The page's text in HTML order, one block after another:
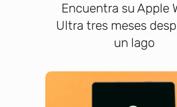
Encuentra su Apple
Ultra tres meses
un lago